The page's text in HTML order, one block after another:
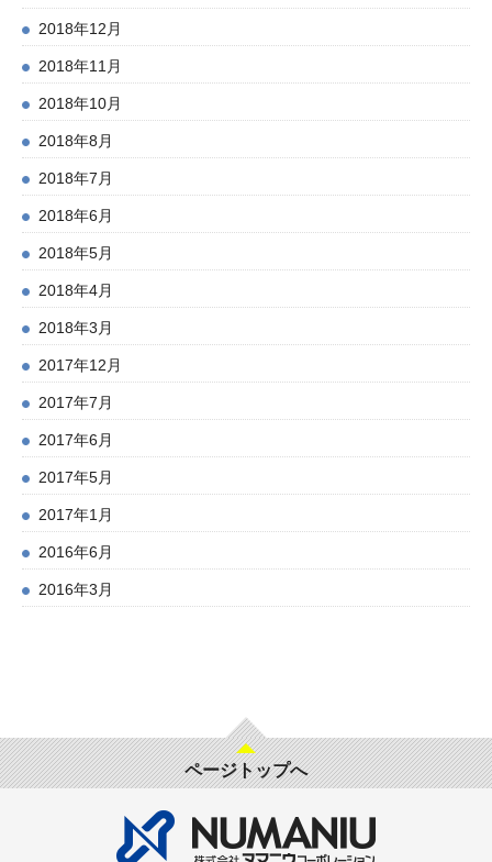
2018年12月
2018年11月
2018年10月
2018年8月
2018年7月
2018年6月
2018年5月
2018年4月
2018年3月
2017年12月
2017年7月
2017年6月
2017年5月
2017年1月
2016年6月
2016年3月
ページトップへ